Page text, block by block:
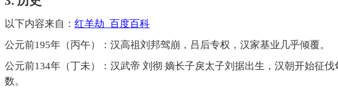
以下内容来自： 红羊劫_百度百科
公元前195年（丙午）：汉高祖刘邦驾崩，吕后专权，汉家基业几乎倾覆。
公元前134年（丁未）：汉武帝 刘彻 嫡长子戾太子刘据出生，汉朝开始征
数。